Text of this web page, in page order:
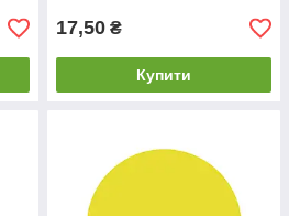
17,50 ₴
Купити